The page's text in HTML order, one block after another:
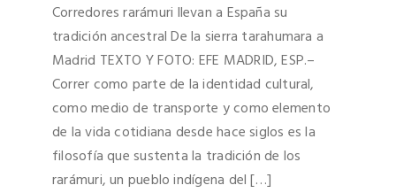
Corredores rarámuri llevan a España su
tradición ancestral De la sierra tarahumara a
Madrid TEXTO Y FOTO: EFE MADRID, ESP.–
Correr como parte de la identidad cultural,
como medio de transporte y como elemento
de la vida cotidiana desde hace siglos es la
filosofía que sustenta la tradición de los
rarámuri, un pueblo indígena del […]